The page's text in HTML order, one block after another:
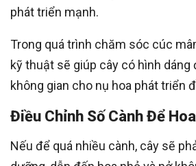
phát triển mạnh.
Trong quá trình chăm sóc cúc
kỹ thuật sẽ giúp cây có hình dáng
không gian cho nụ hoa phát triển
Điều Chỉnh Số Cành Để
Nếu để quá nhiều cành, cây sẽ